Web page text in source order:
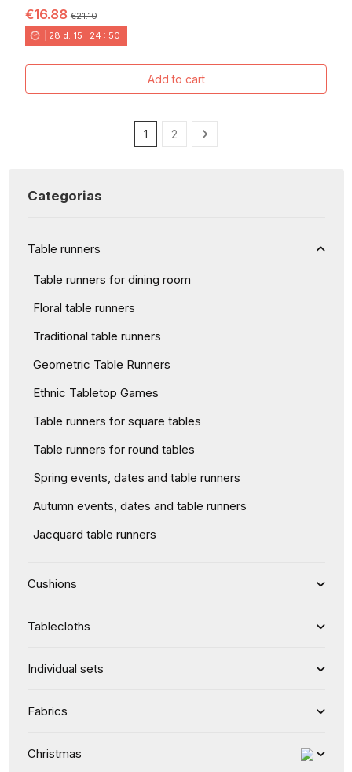
€16.88€21.10
28 d. 15 : 24 : 49
Add to cart
1 2
Categorias
Table runners
Table runners for dining room
Floral table runners
Traditional table runners
Geometric Table Runners
Ethnic Tabletop Games
Table runners for square tables
Table runners for round tables
Spring events, dates and table runners
Autumn events, dates and table runners
Jacquard table runners
Cushions
Tablecloths
Individual sets
Fabrics
Christmas